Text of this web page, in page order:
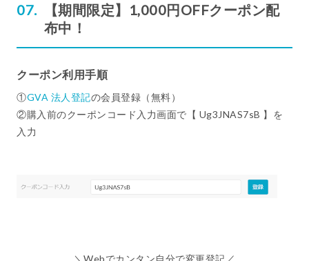
【期間限定】1,000円OFFクーポン配
布中！
クーポン利用手順
①GVA 法人登記の会員登録（無料）
②購入前のクーポンコード入力画面で【 Ug3JNAS7sB 】を
入力
＼Webでカンタン自分で変更登記／